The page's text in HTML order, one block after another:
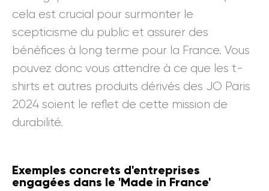
cela est crucial pour surmonter le
scepticisme du public et assurer des
bénéfices à long terme pour la France. Vous
pouvez donc vous attendre à ce que les t-
shirts et autres produits dérivés des JO Paris
2024 soient le reflet de cette mission de
durabilité.
Exemples concrets d'entreprises
engagées dans le 'Made in France'